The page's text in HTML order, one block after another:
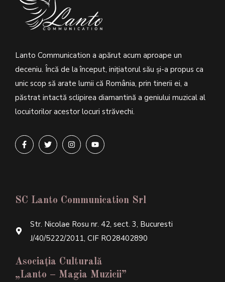
Lanto Communication a apărut acum aproape un
deceniu. Încă de la început, inițiatorul său şi-a propus ca
unic scop să arate lumii că România, prin tinerii ei, a
păstrat intactă sclipirea diamantină a geniului muzical al
locuitorilor acestor locuri străvechi.
SC Lanto Communication Srl
Str. Nicolae Rosu nr. 42, sect. 3, Bucuresti
J/40/5222/2011, CIF RO28402890
Asociația Culturală
„Lanto – Magia Muzicii”